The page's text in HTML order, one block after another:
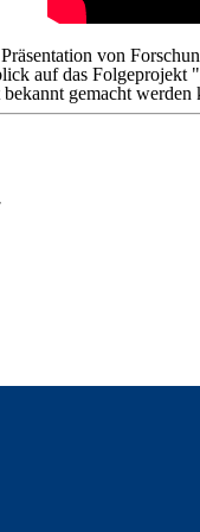
von
auf das Folgeprojekt
gemacht werden